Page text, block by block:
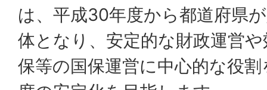
は、平成30年度から都道府県
体となり、安定的な財政運営
保等の国保運営に中心的な役